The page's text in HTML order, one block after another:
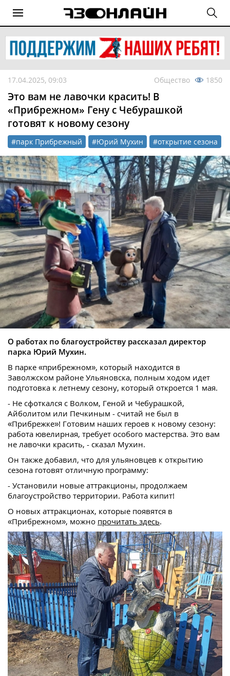
17.04.2025, 09:03 Общество 1850
Это вам не лавочки красить! В
«Прибрежном» Гену с Чебурашкой
готовят к новому сезону
#парк Прибрежный #Юрий Мухин #открытие сезона
О работах по благоустройству рассказал директор
парка Юрий Мухин.
В парке «прибрежном», который находится в
Заволжском районе Ульяновска, полным ходом идет
подготовка к летнему сезону, который откроется 1 мая.
- Не сфоткался с Волком, Геной и Чебурашкой,
Айболитом или Печкиным - считай не был в
«Прибрежке»! Готовим наших героев к новому сезону:
работа ювелирная, требует особого мастерства. Это вам
не лавочки красить, - сказал Мухин.
Он также добавил, что для ульяновцев к открытию
сезона готовят отличную программу:
- Установили новые аттракционы, продолжаем
благоустройство территории. Работа кипит!
О новых аттракционах, которые появятся в
«Прибрежном», можно прочитать здесь.